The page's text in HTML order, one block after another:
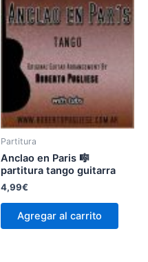
Partitura
Anclao en Paris 🎼
partitura tango guitarra
4,99€
Agregar al carrito